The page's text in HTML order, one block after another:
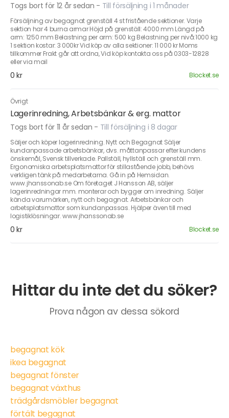
Togs bort för 12 år sedan - Till försäljning i 1 månader
Försäljning av begagnat grenställ 4 st fristående sektioner. Varje
sektion har 4 burna armar Höjd på grenställ: 4000 mm Längd på
arm: 1250 mm Belastning per arm: 500 kg Belastning per nivå:1000 kg
1 sektion kostar: 3 000kr Vid köp av alla sektioner: 11 000 kr Moms
tillkommer Frakt går att ordna, Vid köp kontakta oss på 0303-12828
eller via mail
0 kr Blocket.se
Övrigt
Lagerinredning, Arbetsbänkar & erg. mattor
Togs bort för 11 år sedan - Till försäljning i 8 dagar
Säljer och köper lagerinredning. Nytt och Begagnat Säljer
kundanpassade arbetsbänkar, dvs. måttanpassar efter kundens
önskemål, Svensk tillverkade. Pallställ, hyllställ och grenställ mm.
Ergonomiska arbetsplatsmattor för stillastående jobb, behövs
verkligen tänk på medarbetarna. Gå in på Hemsidan.
www.jhanssonab.se Om företaget J Hansson AB, säljer
lagerinredningar mm. monterar och bygger om inredning. Säljer
kända varumärken, nytt och begagnat. Arbetsbänkar och
arbetsplatsmattor som kundanpassas. Hjälper även till med
logistiklösningar. www.jhanssonab.se
0 kr Blocket.se
Hittar du inte det du söker?
Prova någon av dessa sökord
begagnat kök
ikea begagnat
begagnat fönster
begagnat växthus
trädgårdsmöbler begagnat
förtält begagnat